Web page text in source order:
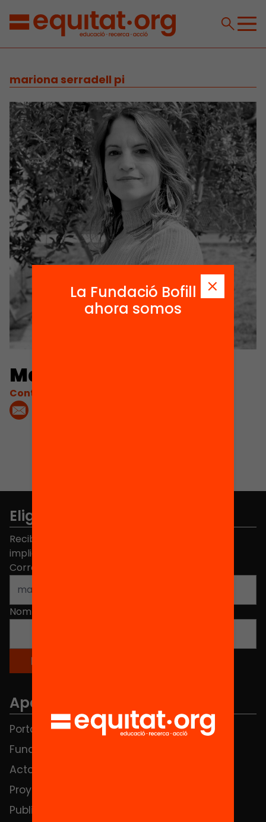
mariona serradell pi
Mariona Serradell Pi
Contacta'm:
Elige equidad
Recibe contenidos, iniciativas y proyectos para
implicarte.
Correo electrónico
Nombre
Apartados
Portada
Fundación
Actos
Proyectos
Publicaciones y vídeos
FAQS
La Fundació Bofill
ahora somos